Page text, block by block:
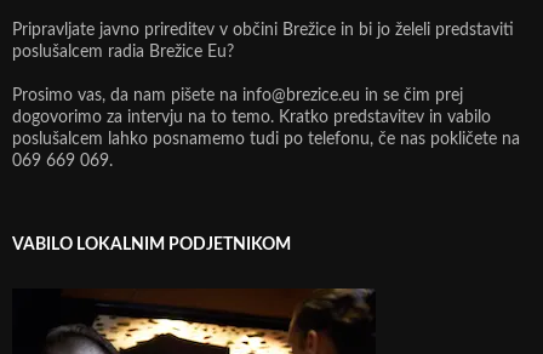
Pripravljate javno prireditev v občini Brežice in bi jo želeli predstaviti
poslušalcem radia Brežice Eu?
Prosimo vas, da nam pišete na info@brezice.eu in se čim prej
dogovorimo za intervju na to temo. Kratko predstavitev in vabilo
poslušalcem lahko posnamemo tudi po telefonu, če nas pokličete na
069 669 069.
VABILO LOKALNIM PODJETNIKOM